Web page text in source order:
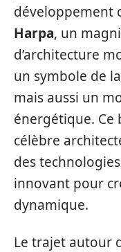
développement
Harpa, un
d’architecture
un symbole de
mais aussi un
énergétique. Ce
célèbre
des
innovant pour
dynamique.
Le trajet autour